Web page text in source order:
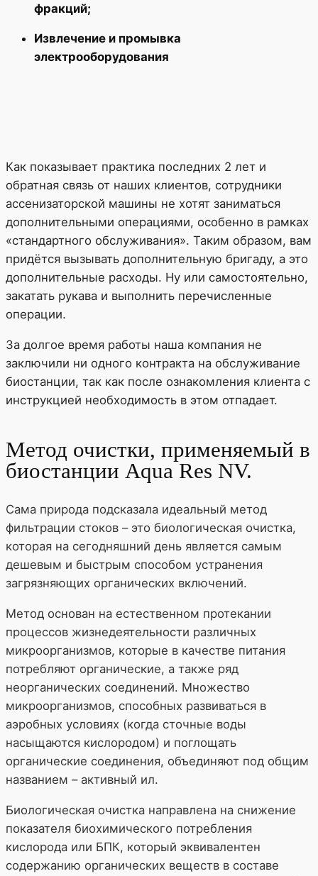
фракций;
Извлечение и промывка
электрооборудования
Как показывает практика последних 2 лет и
обратная связь от наших клиентов, сотрудники
ассенизаторской машины не хотят заниматься
дополнительными операциями, особенно в рамках
«стандартного обслуживания». Таким образом, вам
придётся вызывать дополнительную бригаду, а это
дополнительные расходы. Ну или самостоятельно,
закатать рукава и выполнить перечисленные
операции.
За долгое время работы наша компания не
заключили ни одного контракта на обслуживание
биостанции, так как после ознакомления клиента с
инструкцией необходимость в этом отпадает.
Метод очистки, применяемый в
биостанции Aqua Res NV.
Сама природа подсказала идеальный метод
фильтрации стоков – это биологическая очистка,
которая на сегодняшний день является самым
дешевым и быстрым способом устранения
загрязняющих органических включений.
Метод основан на естественном протекании
процессов жизнедеятельности различных
микроорганизмов, которые в качестве питания
потребляют органические, а также ряд
неорганических соединений. Множество
микроорганизмов, способных развиваться в
аэробных условиях (когда сточные воды
насыщаются кислородом) и поглощать
органические соединения, объединяют под общим
названием – активный ил.
Биологическая очистка направлена на снижение
показателя биохимического потребления
кислорода или БПК, который эквивалентен
содержанию органических веществ в составе